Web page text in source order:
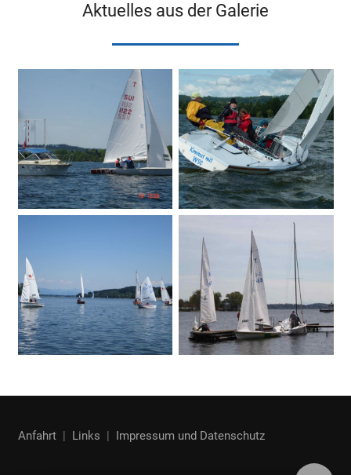
Aktuelles aus der Galerie
Anfahrt| Links | Impressum und Datenschutz